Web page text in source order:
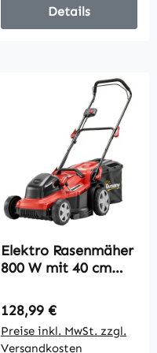
OrangeDetails
Elektro Rasenmäher
800 W mit 40 cm
Fangkorb
Akkuanzeige
Überlastschutz 7
Regulärer Preis:
128,99 €
Preise inkl. MwSt. zzgl.
Versandkosten